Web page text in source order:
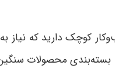
کوچک دارید که نیاز
محصولات